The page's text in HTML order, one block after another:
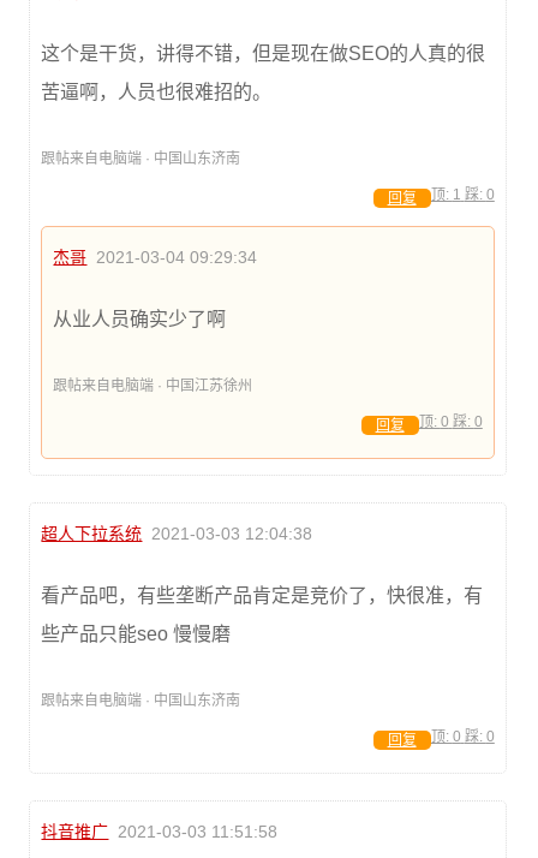
这个是干货，讲得不错，但是现在做SEO的人真的很
苦逼啊，人员也很难招的。
跟帖来自电脑端 · 中国山东济南
顶: 1 踩: 0
回复
杰哥 2021-03-04 09:29:34
从业人员确实少了啊
跟帖来自电脑端 · 中国江苏徐州
顶: 0 踩: 0
回复
超人下拉系统 2021-03-03 12:04:38
看产品吧，有些垄断产品肯定是竞价了，快很准，有
些产品只能seo 慢慢磨
跟帖来自电脑端 · 中国山东济南
顶: 0 踩: 0
回复
抖音推广 2021-03-03 11:51:58